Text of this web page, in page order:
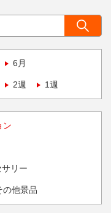
6月
2週 1週
ン
リー
の他景品